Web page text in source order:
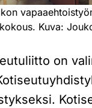
Kuva:
on